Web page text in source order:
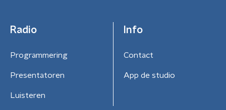
Radio
Programmering
Presentatoren
Luisteren
Info
Contact
App de studio